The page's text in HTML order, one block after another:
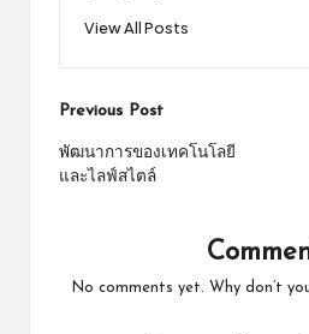
View All Posts
Post
navigation
Previous Post
พัฒนาการของเทคโนโลยี
และไลฟ์สไตล์
No comments yet. Why don’t